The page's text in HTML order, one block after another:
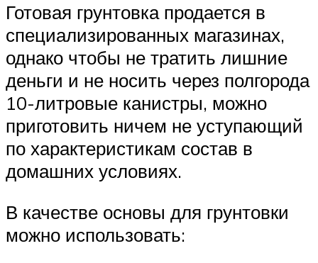
Готовая грунтовка продается в
специализированных магазинах,
однако чтобы не тратить лишние
деньги и не носить через полгорода
10-литровые канистры, можно
приготовить ничем не уступающий
по характеристикам состав в
домашних условиях.
В качестве основы для грунтовки
можно использовать: